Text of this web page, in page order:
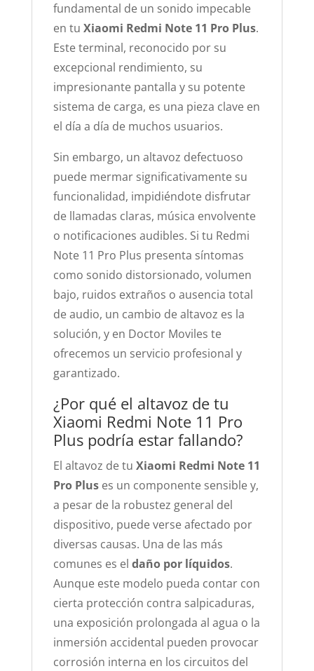
fundamental de un sonido impecable
en tu Xiaomi Redmi Note 11 Pro Plus.
Este terminal, reconocido por su
excepcional rendimiento, su
impresionante pantalla y su potente
sistema de carga, es una pieza clave en
el día a día de muchos usuarios.
Sin embargo, un altavoz defectuoso
puede mermar significativamente su
funcionalidad, impidiéndote disfrutar
de llamadas claras, música envolvente
o notificaciones audibles. Si tu Redmi
Note 11 Pro Plus presenta síntomas
como sonido distorsionado, volumen
bajo, ruidos extraños o ausencia total
de audio, un cambio de altavoz es la
solución, y en Doctor Moviles te
ofrecemos un servicio profesional y
garantizado.
¿Por qué el altavoz de tu
Xiaomi Redmi Note 11 Pro
Plus podría estar fallando?
El altavoz de tu Xiaomi Redmi Note 11
Pro Pluses un componente sensible y,
a pesar de la robustez general del
dispositivo, puede verse afectado por
diversas causas. Una de las más
comunes es el daño por líquidos.
Aunque este modelo pueda contar con
cierta protección contra salpicaduras,
una exposición prolongada al agua o la
inmersión accidental pueden provocar
corrosión interna en los circuitos del